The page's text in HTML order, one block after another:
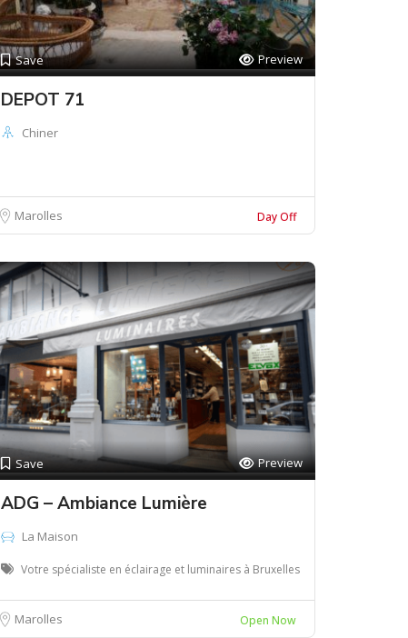
Save Preview
DEPOT 71
Chiner
Marolles Day Off
Save Preview
ADG – Ambiance Lumière
La Maison
Votre spécialiste en éclairage et luminaires à Bruxelles
Marolles Open Now